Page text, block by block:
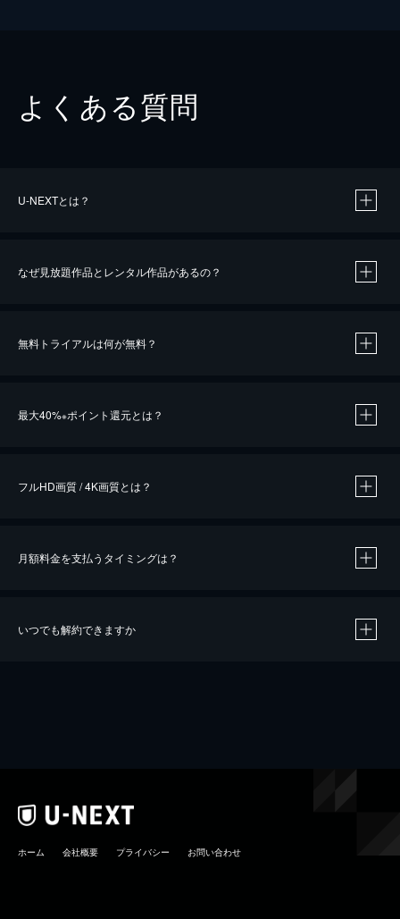
よくある質問
U-NEXTとは？
なぜ見放題作品とレンタル作品があるの？
無料トライアルは何が無料？
最大40%※ポイント還元とは？
※40％ポイント還元の対象は、クレジットカード決済による作品の購入 / レンタルです。
iOSアプリのUコイン決済による作品の購入 / レンタルは、20％のポイント還元です。
フルHD画質 / 4K画質とは？
月額料金を支払うタイミングは？
いつでも解約できますか
ホーム 会社概要 プライバシー お問い合わせ